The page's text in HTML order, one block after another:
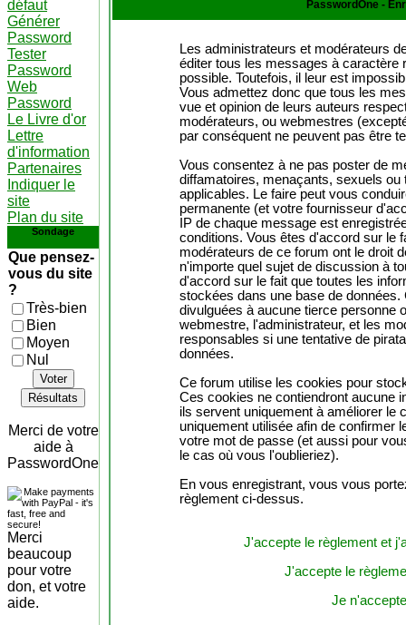
défaut
Générer
Password
Tester
Password
Web
Password
Le Livre d'or
Lettre
d'information
Partenaires
Indiquer le
site
Plan du site
Sondage
Que pensez-
vous du site
?
Très-bien
Bien
Moyen
Nul
Voter
Résultats
Merci de votre
aide à
PasswordOne
Merci
beaucoup
pour votre
don, et votre
aide.
PasswordOne -
Les administrateurs et modérateurs
éditer tous les messages à caractère
possible. Toutefois, il leur est
Vous admettez donc que tous les
vue et opinion de leurs auteurs
modérateurs, ou webmestres
par conséquent ne peuvent pas être
Vous consentez à ne pas poster de
diffamatoires, menaçants, sexuels
applicables. Le faire peut vous
permanente (et votre fournisseur
IP de chaque message est
conditions. Vous êtes d'accord sur le
modérateurs de ce forum ont le droit
n'importe quel sujet de discussion à
d'accord sur le fait que toutes les
stockées dans une base de
divulguées à aucune tierce personne
webmestre, l'administrateur, et les
responsables si une tentative de
données.
Ce forum utilise les cookies pour
Ces cookies ne contiendront aucune
ils servent uniquement à améliorer le
uniquement utilisée afin de confirmer
votre mot de passe (et aussi pour
le cas où vous l'oublieriez).
En vous enregistrant, vous vous
règlement ci-dessus.
J'accepte le règlement et
J'accepte le
Je